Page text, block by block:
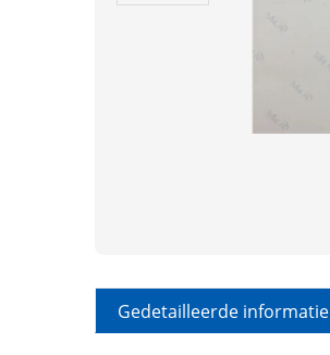
Gedetailleerde informatie